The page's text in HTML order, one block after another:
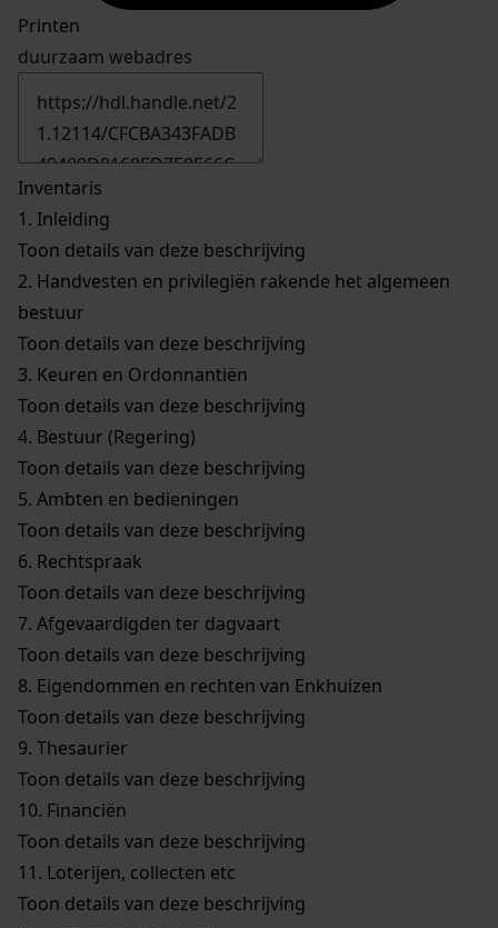
Printen
duurzaam webadres
Inventaris
1. Inleiding
Toon details van deze beschrijving
2. Handvesten en privilegiën rakende het algemeen
bestuur
Toon details van deze beschrijving
3. Keuren en Ordonnantiën
Toon details van deze beschrijving
4. Bestuur (Regering)
Toon details van deze beschrijving
5. Ambten en bedieningen
Toon details van deze beschrijving
6. Rechtspraak
Toon details van deze beschrijving
7. Afgevaardigden ter dagvaart
Toon details van deze beschrijving
8. Eigendommen en rechten van Enkhuizen
Toon details van deze beschrijving
9. Thesaurier
Toon details van deze beschrijving
10. Financiën
Toon details van deze beschrijving
11. Loterijen, collecten etc
Toon details van deze beschrijving